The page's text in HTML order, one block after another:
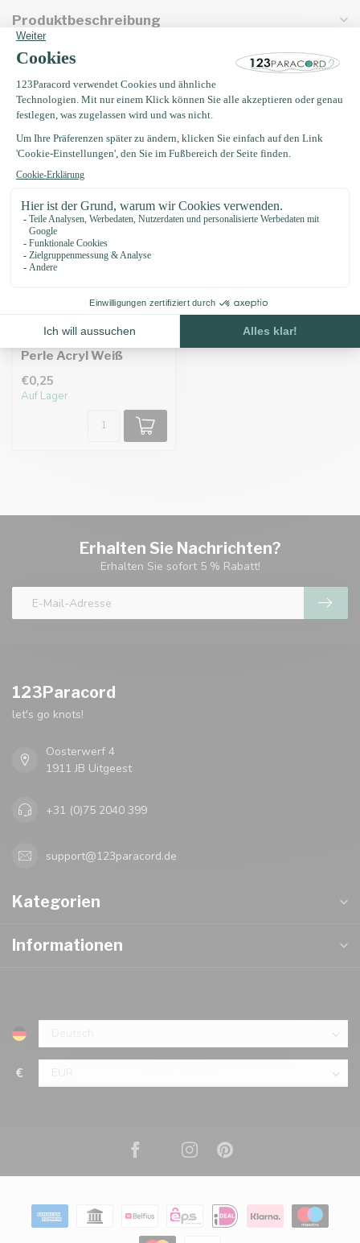
Produktbeschreibung
Eigenschaften
Zuletzt angesehen
Perle Acryl Weiß
€0,25
Auf Lager
Erhalten Sie Nachrichten?
Erhalten Sie sofort 5 % Rabatt!
123Paracord
let's go knots!
Oosterwerf 4
1911 JB Uitgeest
+31 (0)75 2040 399
support@123paracord.de
Kategorien
Informationen
€